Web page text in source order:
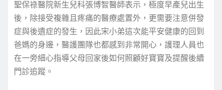
聖保祿醫院新生兒科張博智醫師表示，極度早產兒出生
後，除接受複雜且疼痛的醫療處置外，更需要注意併發
症與後遺症的發生，因此宋小弟這次能平安健康的回到
爸媽的身邊，醫護團隊也都感到非常開心，護理人員也
在一旁細心指導父母回家後如何照顧好寶寶及提醒後續
門診追蹤。